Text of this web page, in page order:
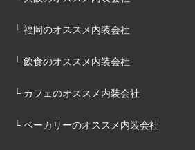
└ 福岡のオススメ内装会社
└ 飲食のオススメ内装会社
└ カフェのオススメ内装会社
└ ベーカリーのオススメ内装会社